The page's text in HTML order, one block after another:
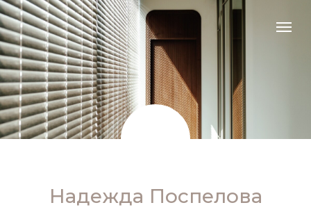
Надежда Поспелова